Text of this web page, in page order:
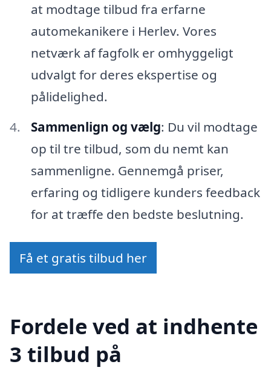
at modtage tilbud fra erfarne
automekanikere i Herlev. Vores
netværk af fagfolk er omhyggeligt
udvalgt for deres ekspertise og
pålidelighed.
Sammenlign og vælg: Du vil modtage
op til tre tilbud, som du nemt kan
sammenligne. Gennemgå priser,
erfaring og tidligere kunders feedback
for at træffe den bedste beslutning.
Få et gratis tilbud her
Fordele ved at indhente
3 tilbud på